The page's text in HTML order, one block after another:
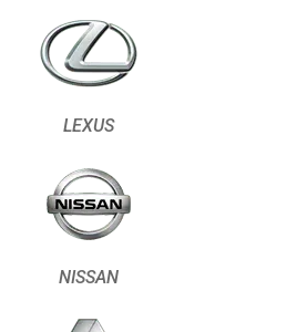
LEXUS
NISSAN